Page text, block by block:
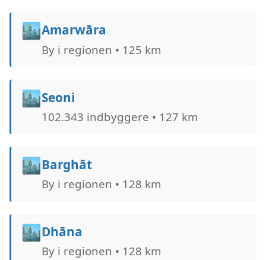
🏙️Amarwāra
By i regionen • 125 km
🏙️Seoni
102.343 indbyggere • 127 km
🏙️Barghāt
By i regionen • 128 km
🏙️Dhāna
By i regionen • 128 km